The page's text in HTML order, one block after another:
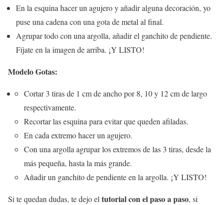
En la esquina hacer un agujero y añadir alguna decoración, yo
puse una cadena con una gota de metal al final.
Agrupar todo con una argolla, añadir el ganchito de pendiente.
Fíjate en la imagen de arriba. ¡Y LISTO!
Modelo Gotas:
Cortar 3 tiras de 1 cm de ancho por 8, 10 y 12 cm de largo
respectivamente.
Recortar las esquina para evitar que queden afiladas.
En cada extremo hacer un agujero.
Con una argolla agrupar los extremos de las 3 tiras, desde la
más pequeña, hasta la más grande.
Añadir un ganchito de pendiente en la argolla. ¡Y LISTO!
Si te quedan dudas, te dejo eltutorial con el paso a paso, si